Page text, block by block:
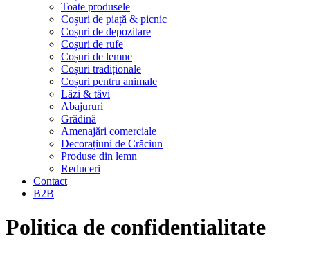
Toate produsele
Coșuri de piață & picnic
Coșuri de depozitare
Coșuri de rufe
Coșuri de lemne
Coșuri tradiționale
Coșuri pentru animale
Lăzi & tăvi
Abajururi
Grădină
Amenajări comerciale
Decorațiuni de Crăciun
Produse din lemn
Reduceri
Contact
B2B
Politica de confidentialitate